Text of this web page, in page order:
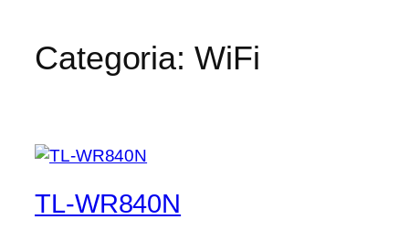
Categoria: WiFi
TL-WR840N